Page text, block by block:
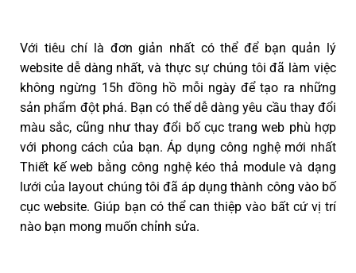
Với tiêu chí là đơn giản nhất có thể để bạn quản lý
website dễ dàng nhất, và thực sự chúng tôi đã làm việc
không ngừng 15h đồng hồ mỗi ngày để tạo ra những
sản phẩm đột phá. Bạn có thể dễ dàng yêu cầu thay đổi
màu sắc, cũng như thay đổi bố cục trang web phù hợp
với phong cách của bạn. Áp dụng công nghệ mới nhất
Thiết kế web bằng công nghệ kéo thả module và dạng
lưới của layout chúng tôi đã áp dụng thành công vào bố
cục website. Giúp bạn có thể can thiệp vào bất cứ vị trí
nào bạn mong muốn chỉnh sửa.